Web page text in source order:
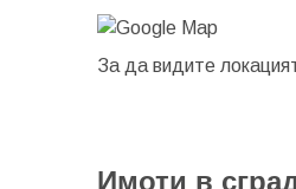
За да видите
Имоти в